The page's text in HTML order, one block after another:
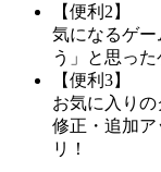
【便利2】
気になるゲ
う」と思っ
【便利3】
お気に入り
修正・追加
リ！